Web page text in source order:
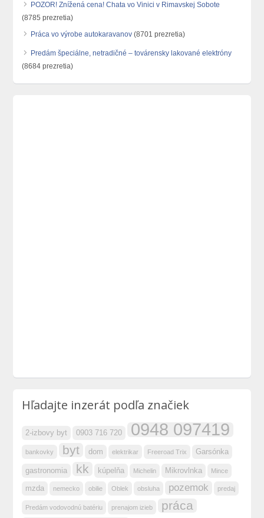
POZOR! Znížená cena! Chata vo Vinici v Rimavskej Sobote
(8785 prezretia)
Práca vo výrobe autokaravanov (8701 prezretia)
Predám špeciálne, netradičné – továrensky lakované elektróny
(8684 prezretia)
Hľadajte inzerát podľa značiek
2-izbovy byt 0903 716 720 0948 097419
bankovky byt dom elektrikar Freeroad Trix Garsónka
gastronomia kk kúpelňa Michelin Mikrovlnka Mince
mzda nemecko obilie Oblek obsluha pozemok predaj
Predám vodovodnú batériu prenajom izieb práca